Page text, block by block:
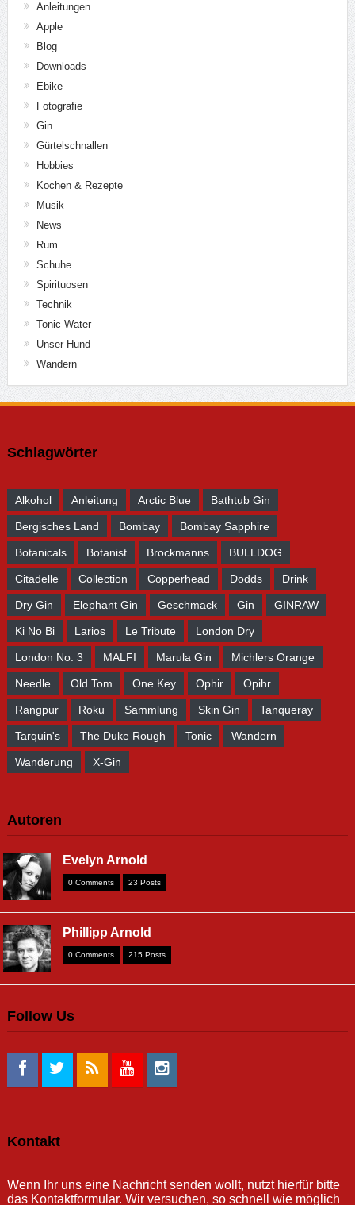
Anleitungen
Apple
Blog
Downloads
Ebike
Fotografie
Gin
Gürtelschnallen
Hobbies
Kochen & Rezepte
Musik
News
Rum
Schuhe
Spirituosen
Technik
Tonic Water
Unser Hund
Wandern
Schlagwörter
Alkohol Anleitung Arctic Blue Bathtub Gin
Bergisches Land Bombay Bombay Sapphire
Botanicals Botanist Brockmanns BULLDOG
Citadelle Collection Copperhead Dodds Drink
Dry Gin Elephant Gin Geschmack Gin GINRAW
Ki No Bi Larios Le Tribute London Dry
London No. 3 MALFI Marula Gin Michlers Orange
Needle Old Tom One Key Ophir Opihr
Rangpur Roku Sammlung Skin Gin Tanqueray
Tarquin's The Duke Rough Tonic Wandern
Wanderung X-Gin
Autoren
Evelyn Arnold
0 Comments 23 Posts
Phillipp Arnold
0 Comments 215 Posts
Follow Us
Kontakt
Wenn Ihr uns eine Nachricht senden wollt, nutzt hierfür bitte
das Kontaktformular. Wir versuchen, so schnell wie möglich